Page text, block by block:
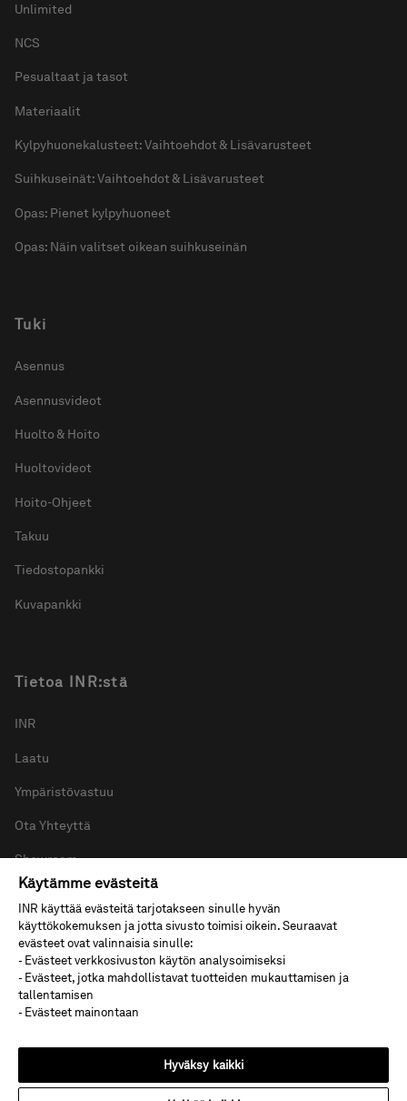
Unlimited
NCS
Pesualtaat ja tasot
Materiaalit
Kylpyhuonekalusteet: Vaihtoehdot & Lisävarusteet
Suihkuseinät: Vaihtoehdot & Lisävarusteet
Opas: Pienet kylpyhuoneet
Opas: Näin valitset oikean suihkuseinän
Tuki
Asennus
Asennusvideot
Huolto & Hoito
Huoltovideot
Hoito-Ohjeet
Takuu
Tiedostopankki
Kuvapankki
Tietoa INR:stä
INR
Laatu
Ympäristövastuu
Ota Yhteyttä
Showroom
Uutishuone
Whistleblowing
Tietosuoja & Evästeet
© 2026 INR
Käytämme evästeitä
INR käyttää evästeitä tarjotakseen sinulle hyvän
käyttökokemuksen ja jotta sivusto toimisi oikein. Seuraavat
evästeet ovat valinnaisia sinulle:
- Evästeet verkkosivuston käytön analysoimiseksi
- Evästeet, jotka mahdollistavat tuotteiden mukauttamisen ja
tallentamisen
- Evästeet mainontaan
Hyväksy kaikki